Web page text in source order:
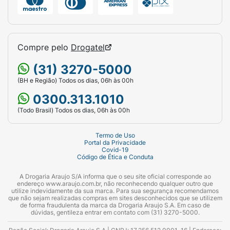
Compre pelo Drogatel
(31) 3270-5000
(BH e Região) Todos os dias, 06h às 00h
0300.313.1010
(Todo Brasil) Todos os dias, 06h às 00h
Termo de Uso
Portal da Privacidade
Covid-19
Código de Ética e Conduta
A Drogaria Araujo S/A informa que o seu site oficial corresponde ao
endereço www.araujo.com.br, não reconhecendo qualquer outro que
utilize indevidamente da sua marca. Para sua segurança recomendamos
que não sejam realizadas compras em sites desconhecidos que se utilizem
de forma fraudulenta da marca da Drogaria Araujo S.A. Em caso de
dúvidas, gentileza entrar em contato com (31) 3270-5000.